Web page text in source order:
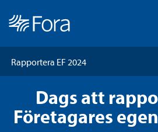
Dags att
Företagares